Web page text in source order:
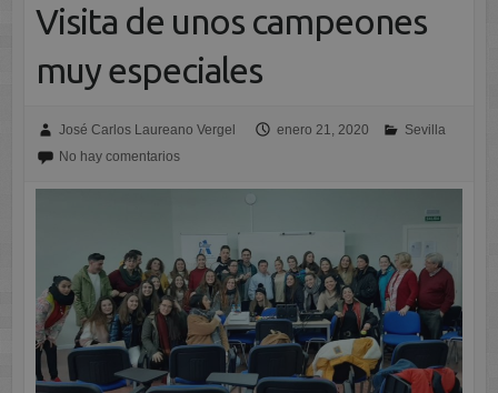
Visita de unos campeones
muy especiales
José Carlos Laureano Vergel enero 21, 2020
Sevilla
No hay comentarios